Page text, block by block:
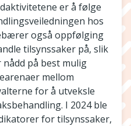
er å følge
hos
også oppfølging
tilsynssaker på, slik
på best mulig
mellom
for å utveksle
I 2024 ble
for tilsynssaker,